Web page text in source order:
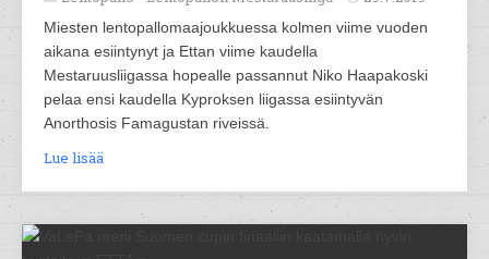
Miesten lentopallomaajoukkuessa kolmen viime vuoden
aikana esiintynyt ja Ettan viime kaudella
Mestaruusliigassa hopealle passannut Niko Haapakoski
pelaa ensi kaudella Kyproksen liigassa esiintyvän
Anorthosis Famagustan riveissä.
Lue lisää